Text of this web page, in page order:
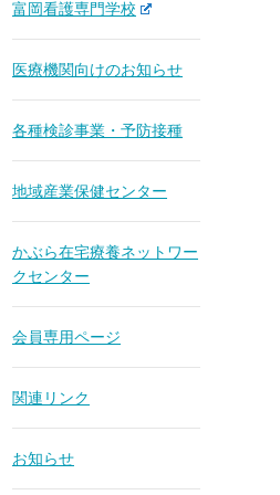
富岡看護専門学校
医療機関向けのお知らせ
各種検診事業・予防接種
地域産業保健センター
かぶら在宅療養ネットワー
クセンター
会員専用ページ
関連リンク
お知らせ